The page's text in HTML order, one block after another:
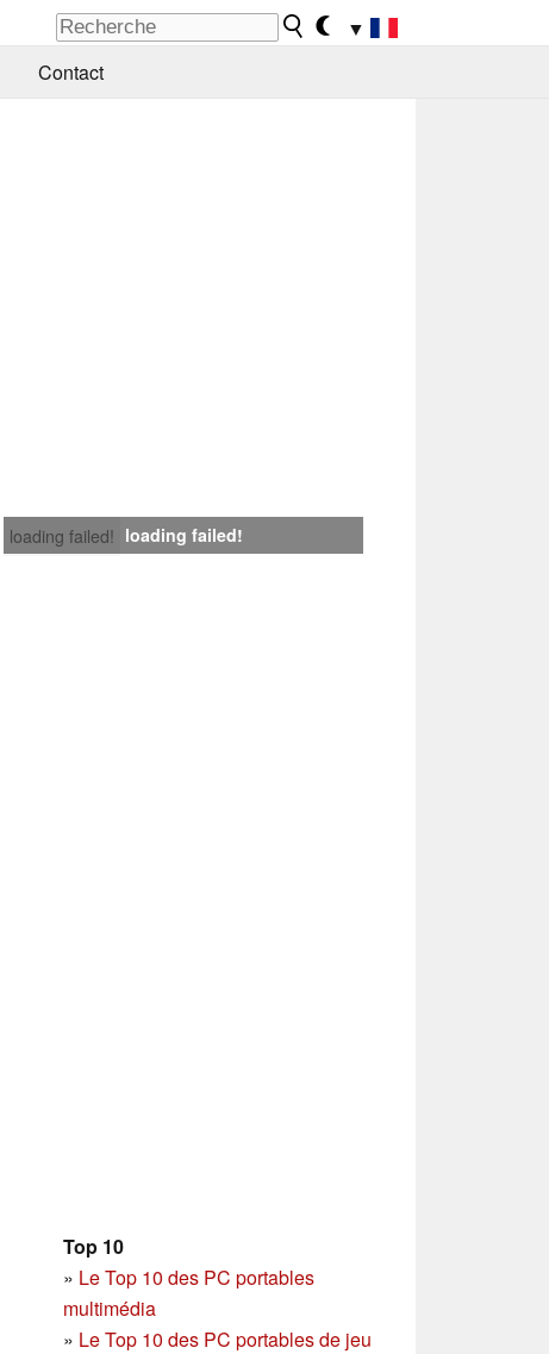
▼
Contact
loading failed! loading failed!
Top 10
» Le Top 10 des PC portables
multimédia
» Le Top 10 des PC portables de jeu